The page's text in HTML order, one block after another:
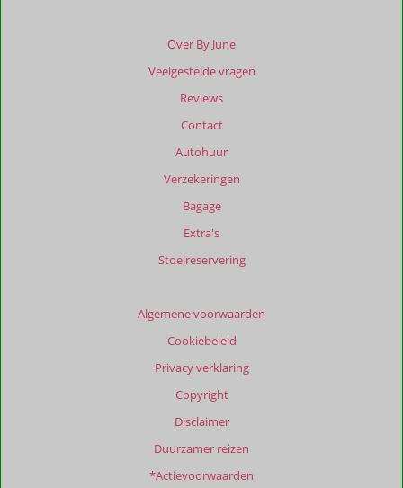
Over By June
Veelgestelde vragen
Reviews
Contact
Autohuur
Verzekeringen
Bagage
Extra's
Stoelreservering
Algemene voorwaarden
Cookiebeleid
Privacy verklaring
Copyright
Disclaimer
Duurzamer reizen
*Actievoorwaarden